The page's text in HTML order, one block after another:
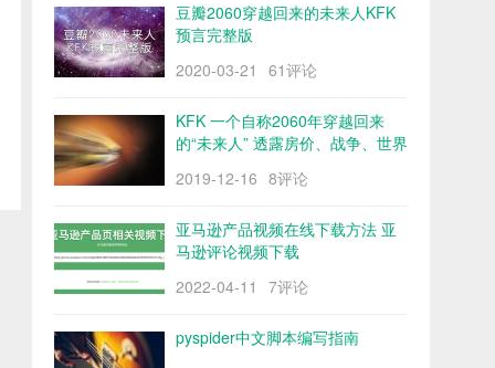
豆瓣2060穿越回来的未来人KFK
预言完整版
2020-03-21
61评论
KFK 一个自称2060年穿越回来
的“未来人” 透露房价、战争、世界
2019-12-16 8评论
亚马逊产品视频在线下载方法 亚
马逊评论视频下载
2022-04-11
7评论
pyspider中文脚本编写指南